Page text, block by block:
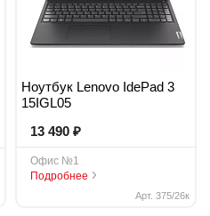
Ноутбук Lenovo IdePad 3
15IGL05
13 490 ₽
Офис №1
Подробнее
Арт. 375/26к